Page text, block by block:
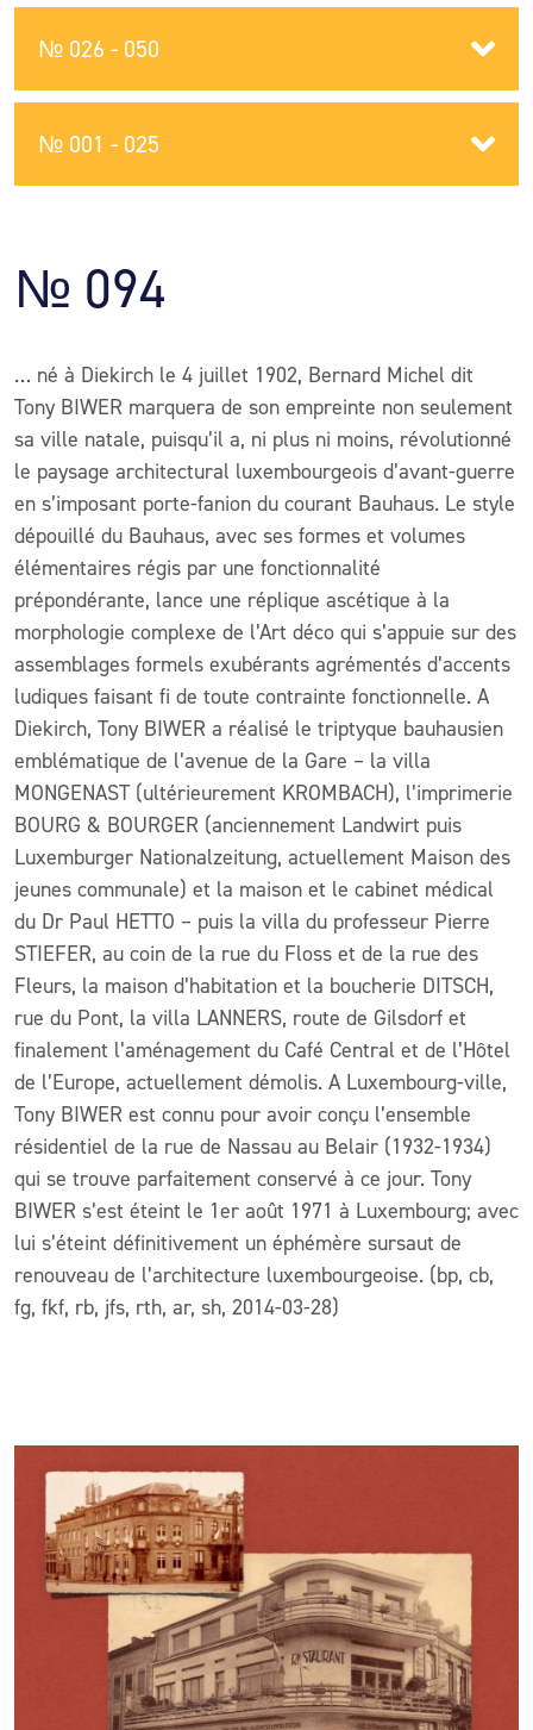
№ 001 - 025
№ 026 - 050
№ 094
… né à Diekirch le 4 juillet 1902, Bernard Michel dit
Tony BIWER marquera de son empreinte non seulement
sa ville natale, puisqu’il a, ni plus ni moins, révolutionné
le paysage architectural luxembourgeois d’avant-guerre
en s’imposant porte-fanion du courant Bauhaus. Le style
dépouillé du Bauhaus, avec ses formes et volumes
élémentaires régis par une fonctionnalité
prépondérante, lance une réplique ascétique à la
morphologie complexe de l’Art déco qui s’appuie sur des
assemblages formels exubérants agrémentés d’accents
ludiques faisant fi de toute contrainte fonctionnelle. A
Diekirch, Tony BIWER a réalisé le triptyque bauhausien
emblématique de l’avenue de la Gare – la villa
MONGENAST (ultérieurement KROMBACH), l’imprimerie
BOURG & BOURGER (anciennement Landwirt puis
Luxemburger Nationalzeitung, actuellement Maison des
jeunes communale) et la maison et le cabinet médical
du Dr Paul HETTO – puis la villa du professeur Pierre
STIEFER, au coin de la rue du Floss et de la rue des
Fleurs, la maison d’habitation et la boucherie DITSCH,
rue du Pont, la villa LANNERS, route de Gilsdorf et
finalement l’aménagement du Café Central et de l’Hôtel
de l’Europe, actuellement démolis. A Luxembourg-ville,
Tony BIWER est connu pour avoir conçu l’ensemble
résidentiel de la rue de Nassau au Belair (1932-1934)
qui se trouve parfaitement conservé à ce jour. Tony
BIWER s’est éteint le 1er août 1971 à Luxembourg; avec
lui s’éteint définitivement un éphémère sursaut de
renouveau de l’architecture luxembourgeoise. (bp, cb,
fg, fkf, rb, jfs, rth, ar, sh, 2014-03-28)